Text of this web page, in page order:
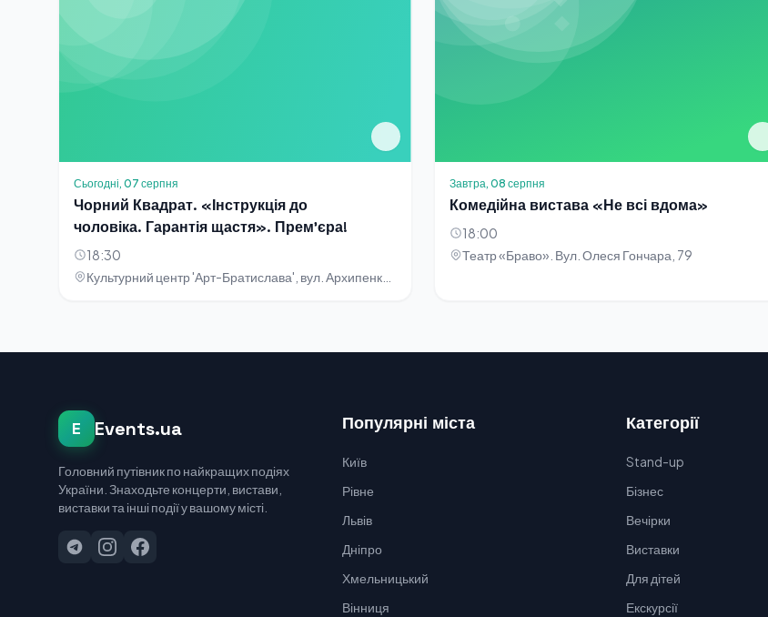
Сьогодні, 07 серпня
Чорний Квадрат. «Інструкція до
чоловіка. Гарантія щастя». Прем'єра!
18:30
Завтра, 08 серпня
Комедійна вистава «Не всі вдома»
18:00
Театр «Браво». Вул. Олеся Гончара, 79
E Events.ua
Головний путівник по найкращих подіях
України. Знаходьте концерти, вистави,
виставки та інші події у вашому місті.
Популярні міста
Київ
Рівне
Львів
Дніпро
Хмельницький
Вінниця
Категорії
Stand-up
Бізнес
Вечірки
Виставки
Для дітей
Екскурсії